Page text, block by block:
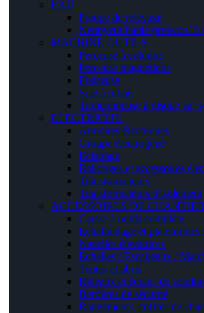
EAU
Pompe de relevage
Nettoyeur haute pression/
MACHINE OUTILS
Perceuse à colonne
Perceuse magnétique
Fraiseuse
Scie à ruban
Tronçonneuse à disque sur
ELECTRICITE
Armoires électriques
Groupe électrogène
Eclairage
Rallonges et accessoires
Transformateurs
Transformateurs d'isolement
ACCESSOIRES DE
Caisse à outils complète
Echafaudage et
Nacelles élevatrices
Echelles / Escabeaux /
Tentes et abris
Rideaux et écrans de
Barrières de sécurité
Rangements, coffres de